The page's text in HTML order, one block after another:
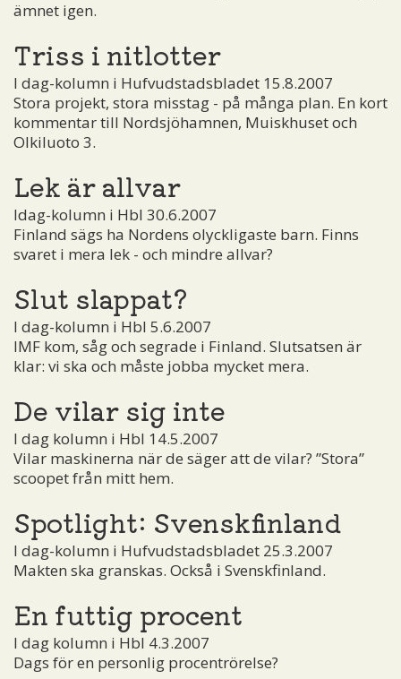
ämnet igen.
Triss i nitlotter
I dag-kolumn i Hufvudstadsbladet 15.8.2007
Stora projekt, stora misstag - på många plan. En kort
kommentar till Nordsjöhamnen, Muiskhuset och
Olkiluoto 3.
Lek är allvar
Idag-kolumn i Hbl 30.6.2007
Finland sägs ha Nordens olyckligaste barn. Finns
svaret i mera lek - och mindre allvar?
Slut slappat?
I dag-kolumn i Hbl 5.6.2007
IMF kom, såg och segrade i Finland. Slutsatsen är
klar: vi ska och måste jobba mycket mera.
De vilar sig inte
I dag kolumn i Hbl 14.5.2007
Vilar maskinerna när de säger att de vilar? ”Stora”
scoopet från mitt hem.
Spotlight: Svenskfinland
I dag-kolumn i Hufvudstadsbladet 25.3.2007
Makten ska granskas. Också i Svenskfinland.
En futtig procent
I dag kolumn i Hbl 4.3.2007
Dags för en personlig procentrörelse?